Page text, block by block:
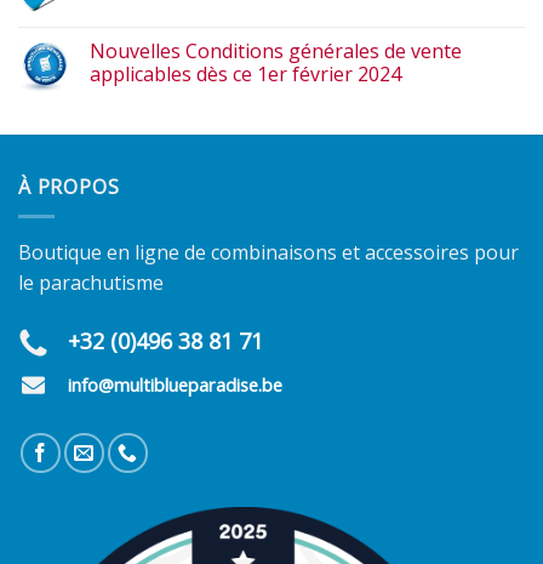
Nouvelles Conditions générales de vente
applicables dès ce 1er février 2024
À PROPOS
Boutique en ligne de combinaisons et accessoires pour
le parachutisme
+32 (0)496 38 81 71
info@multiblueparadise.be